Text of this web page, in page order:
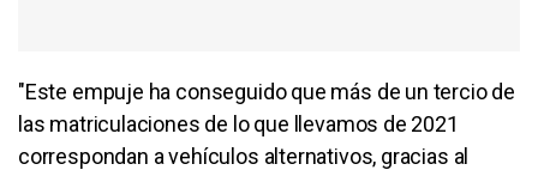
"Este empuje ha conseguido que más de un tercio de
las matriculaciones de lo que llevamos de 2021
correspondan a vehículos alternativos, gracias al